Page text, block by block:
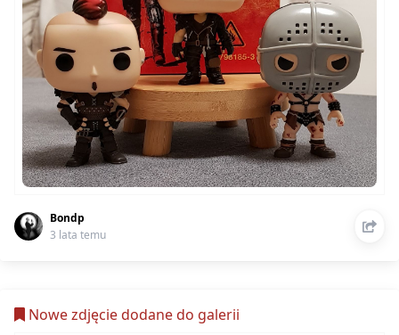
Bondp
3 lata temu
Nowe zdjęcie dodane do galerii